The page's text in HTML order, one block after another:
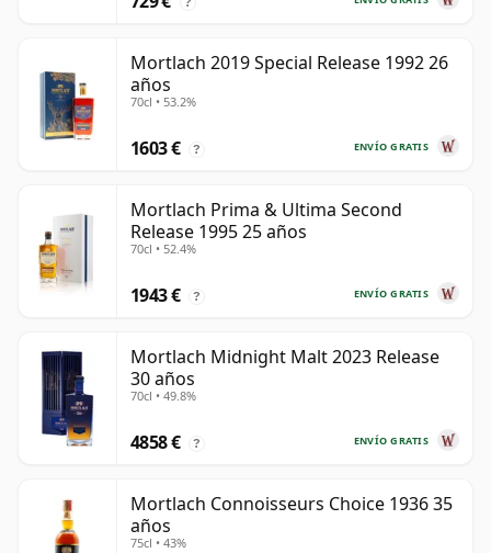
Mortlach 2019 Special Release 1992 26
años
70cl • 53.2%
ENVÍO GRATIS
1603 € ?
Mortlach Prima & Ultima Second
Release 1995 25 años
70cl • 52.4%
ENVÍO GRATIS
1943 € ?
Mortlach Midnight Malt 2023 Release
30 años
70cl • 49.8%
ENVÍO GRATIS
4858 € ?
Mortlach Connoisseurs Choice 1936 35
años
75cl • 43%